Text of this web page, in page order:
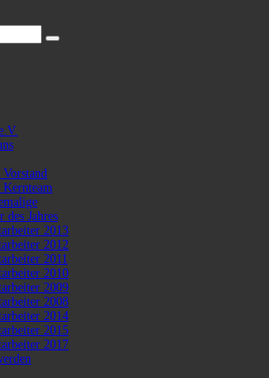
Vorstand
Kernteam
des Jahres
2013
2012
2011
2010
2009
2008
2014
2015
2017